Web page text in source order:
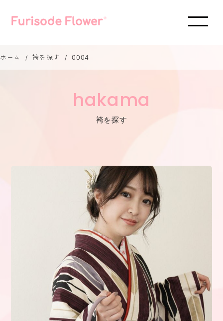
ホーム 袴を探す 0004
hakama
袴を探す